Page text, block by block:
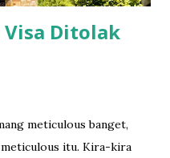
Visa Ditolak
meticulous banget,
itu. Kira-kira